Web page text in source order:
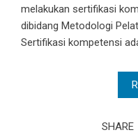
melakukan sertifikasi
dibidang Metodologi
Sertifikasi kompetensi
SHARE